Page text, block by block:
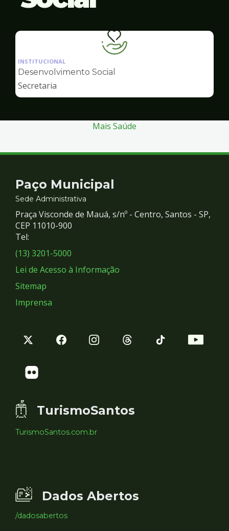
Ilustração
da
pagina
INSTITUCIONAL
Desenvolvimento Social
Secretaria
Mais Saúde
Contato
e
Redes
Sociais
Paço Municipal
Sede Administrativa
Praça Visconde de Mauá, s/nº - Centro, Santos - SP,
CEP 11010-900
Tel:
(13) 3201-5000
Lei de Acesso à Informação
Sitemap
Imprensa
TurismoSantos
TurismoSantos.com.br
Dados Abertos
/dadosabertos